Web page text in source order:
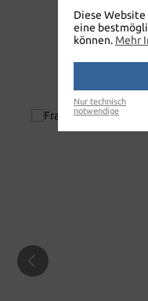
Diese
eine
können. Mehr
Nur technisch
notwendige